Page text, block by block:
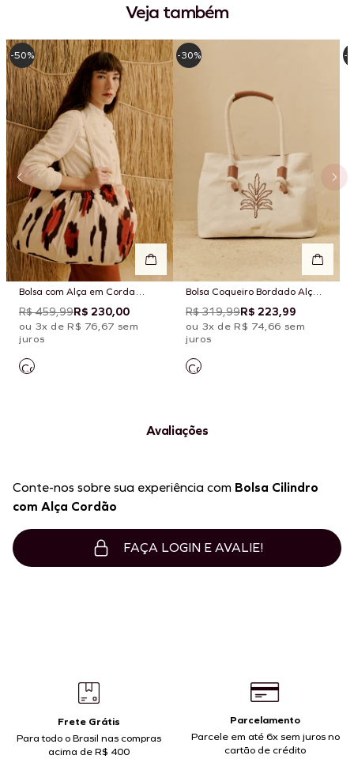
Veja também
Bolsa com Alça em Corda
Estampada Chimu Off
R$ 459,99R$ 230,00
ou 3x de R$ 76,67 sem
juros
-50%
Bolsa Coqueiro Bordado Alça
Corda
R$ 319,99R$ 223,99
ou 3x de R$ 74,66 sem
juros
-30% -
Avaliações
Conte-nos sobre sua experiência com Bolsa Cilindro
com Alça Cordão
FAÇA LOGIN E AVALIE!
Frete Grátis
Para todo o Brasil nas compras
acima de R$ 400
Parcelamento
Parcele em até 6x sem juros no
cartão de crédito